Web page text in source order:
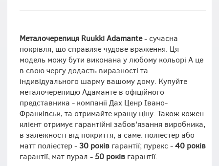
Металочерепиця Ruukki Adamante- сучасна
покрівля, що справляє чудове враження. Ця
модель можу бути виконана у любому кольорі А це
в свою чергу додасть виразності та
індивідуального шарму вашому дому. Купуйте
металочерепицю Адаманте в офіційного
представника - компанії Дах Ценр Івано-
Франківськ, та отримайте кращу ціну. Також кожен
клієнт отримує гарантійні забов'язання виробника,
в залежності від покриття, а саме: поліестер або
матт поліестер - 30 років гарантії; пурекс -40 років
гарантії, мат пурал - 50 років гарантії.